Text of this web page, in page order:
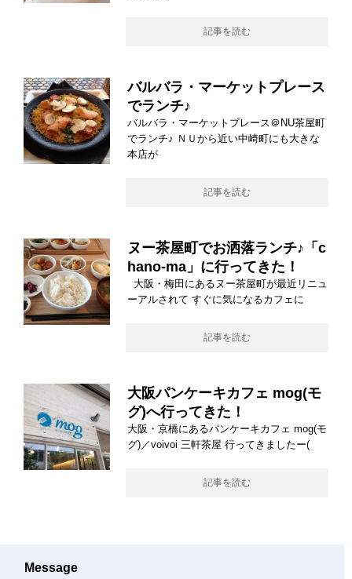
記事を読む
バルバラ・マーケットプレース
でランチ♪
バルバラ・マーケットプレース＠NU茶屋町
でランチ♪ ＮＵから近い中崎町にも大きな
本店が
記事を読む
ヌー茶屋町でお洒落ランチ♪「c
hano-ma」に行ってきた！
大阪・梅田にあるヌー茶屋町が最近リニュ
ーアルされて すぐに気になるカフェに
記事を読む
大阪パンケーキカフェ mog(モ
グ)へ行ってきた！
大阪・京橋にあるパンケーキカフェ mog(モ
グ)／voivoi 三軒茶屋 行ってきましたー(
記事を読む
Message